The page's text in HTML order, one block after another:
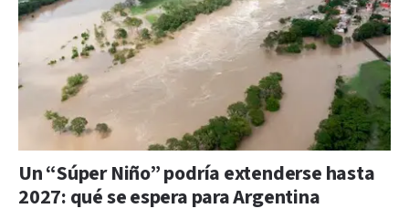
Un “Súper Niño” podría extenderse hasta
2027: qué se espera para Argentina